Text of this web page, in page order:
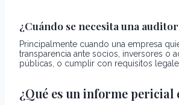
¿Cuándo se necesita una
Principalmente cuando una empresa
transparencia ante socios, inversores o
públicas, o cumplir con requisitos
¿Qué es un informe pericial